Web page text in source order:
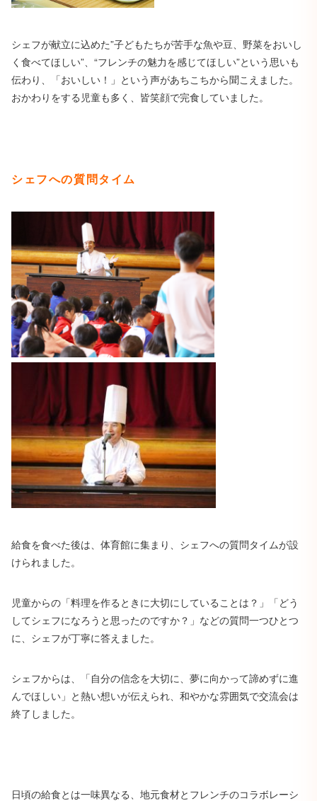
シェフが献立に込めた”子どもたちが苦手な魚や豆、野菜をおいし
く食べてほしい”、“フレンチの魅力を感じてほしい”という思いも
伝わり、「おいしい！」という声があちこちから聞こえました。
おかわりをする児童も多く、皆笑顔で完食していました。
シェフへの質問タイム
給食を食べた後は、体育館に集まり、シェフへの質問タイムが設
けられました。
児童からの「料理を作るときに大切にしていることは？」「どう
してシェフになろうと思ったのですか？」などの質問一つひとつ
に、シェフが丁寧に答えました。
シェフからは、「自分の信念を大切に、夢に向かって諦めずに進
んでほしい」と熱い想いが伝えられ、和やかな雰囲気で交流会は
終了しました。
日頃の給食とは一味異なる、地元食材とフレンチのコラボレーシ